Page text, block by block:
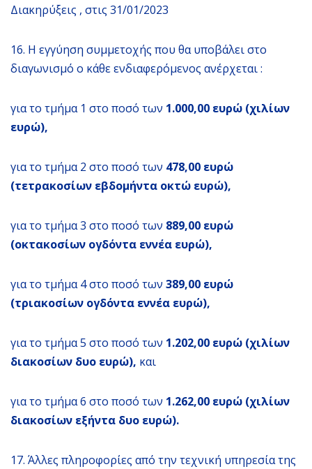
Διακηρύξεις , στις 31/01/2023
16. Η εγγύηση συμμετοχής που θα υποβάλει στο
διαγωνισμό ο κάθε ενδιαφερόμενος ανέρχεται :
για το τμήμα 1 στο ποσό των 1.000,00 ευρώ (χιλίων
ευρώ),
για το τμήμα 2 στο ποσό των 478,00 ευρώ
(τετρακοσίων εβδομήντα οκτώ ευρώ),
για το τμήμα 3 στο ποσό των 889,00 ευρώ
(οκτακοσίων ογδόντα εννέα ευρώ),
για το τμήμα 4 στο ποσό των 389,00 ευρώ
(τριακοσίων ογδόντα εννέα ευρώ),
για το τμήμα 5 στο ποσό των 1.202,00 ευρώ (χιλίων
διακοσίων δυο ευρώ), και
για το τμήμα 6 στο ποσό των 1.262,00 ευρώ (χιλίων
διακοσίων εξήντα δυο ευρώ).
17. Άλλες πληροφορίες από την τεχνική υπηρεσία της